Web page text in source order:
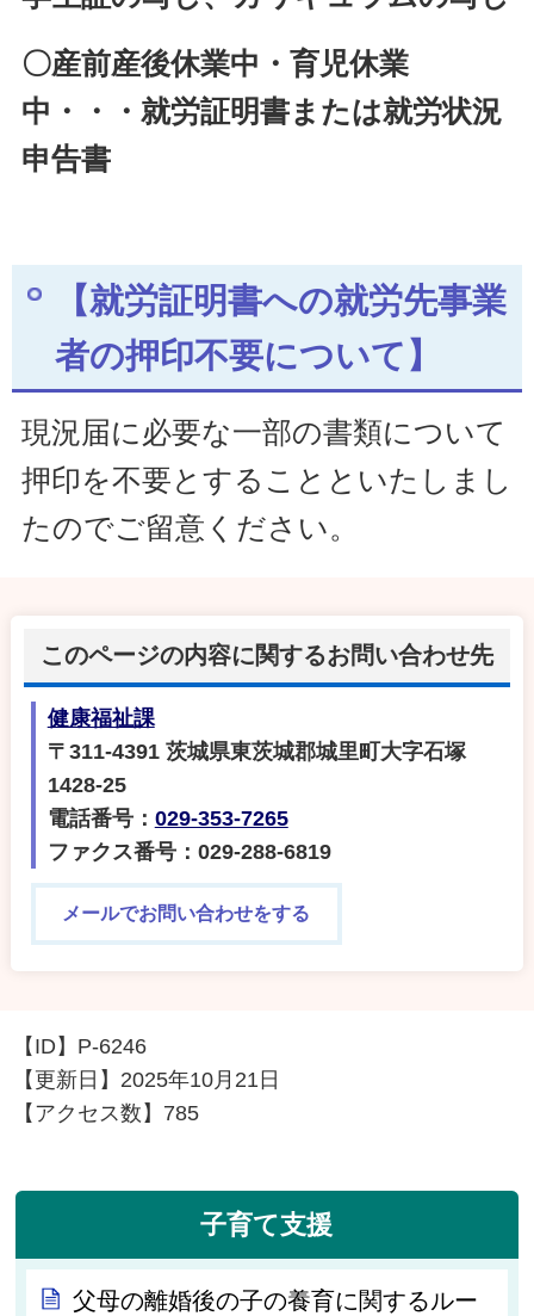
〇産前産後休業中・育児休業
中・・・就労証明書または就労状況
申告書
【就労証明書への就労先事業
者の押印不要について】
現況届に必要な一部の書類について
押印を不要とすることといたしまし
たのでご留意ください。
このページの内容に関するお問い合わせ先
健康福祉課
〒311-4391 茨城県東茨城郡城里町大字石塚
1428-25
電話番号： 029-353-7265
ファクス番号：029-288-6819
メールでお問い合わせをする
【ID】 P-6246
【更新日】 2025年10月21日
【アクセス数】 785
子育て支援
父母の離婚後の子の養育に関するルー